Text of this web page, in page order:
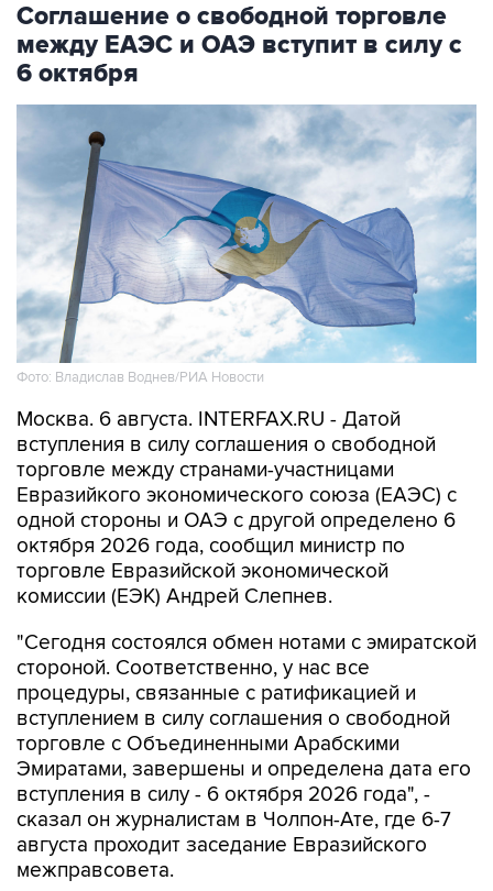
Соглашение о свободной торговле
между ЕАЭС и ОАЭ вступит в силу с
6 октября
Фото: Владислав Воднев/РИА Новости
Москва. 6 августа. INTERFAX.RU - Датой
вступления в силу соглашения о свободной
торговле между странами-участницами
Евразийкого экономического союза (ЕАЭС) с
одной стороны и ОАЭ с другой определено 6
октября 2026 года, сообщил министр по
торговле Евразийской экономической
комиссии (ЕЭК) Андрей Слепнев.
"Сегодня состоялся обмен нотами с эмиратской
стороной. Соответственно, у нас все
процедуры, связанные с ратификацией и
вступлением в силу соглашения о свободной
торговле с Объединенными Арабскими
Эмиратами, завершены и определена дата его
вступления в силу - 6 октября 2026 года", -
сказал он журналистам в Чолпон-Ате, где 6-7
августа проходит заседание Евразийского
межправсовета.